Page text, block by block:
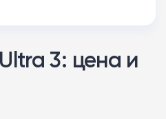
3: цена и